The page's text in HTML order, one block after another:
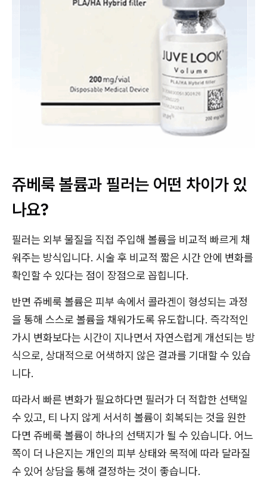
쥬베룩 볼륨과 필러는 어떤 차이가 있
나요?
필러는 외부 물질을 직접 주입해 볼륨을 비교적 빠르게 채
워주는 방식입니다. 시술 후 비교적 짧은 시간 안에 변화를
확인할 수 있다는 점이 장점으로 꼽힙니다.
반면 쥬베룩 볼륨은 피부 속에서 콜라겐이 형성되는 과정
을 통해 스스로 볼륨을 채워가도록 유도합니다. 즉각적인
가시 변화보다는 시간이 지나면서 자연스럽게 개선되는 방
식으로, 상대적으로 어색하지 않은 결과를 기대할 수 있습
니다.
따라서 빠른 변화가 필요하다면 필러가 더 적합한 선택일
수 있고, 티 나지 않게 서서히 볼륨이 회복되는 것을 원한
다면 쥬베룩 볼륨이 하나의 선택지가 될 수 있습니다. 어느
쪽이 더 나은지는 개인의 피부 상태와 목적에 따라 달라질
수 있어 상담을 통해 결정하는 것이 좋습니다.